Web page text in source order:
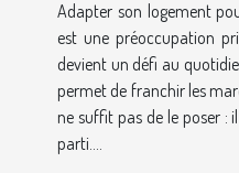
Adapter son logement
est une préoccupation
devient un défi au
permet de franchir les
ne suffit pas de le poser :
parti....